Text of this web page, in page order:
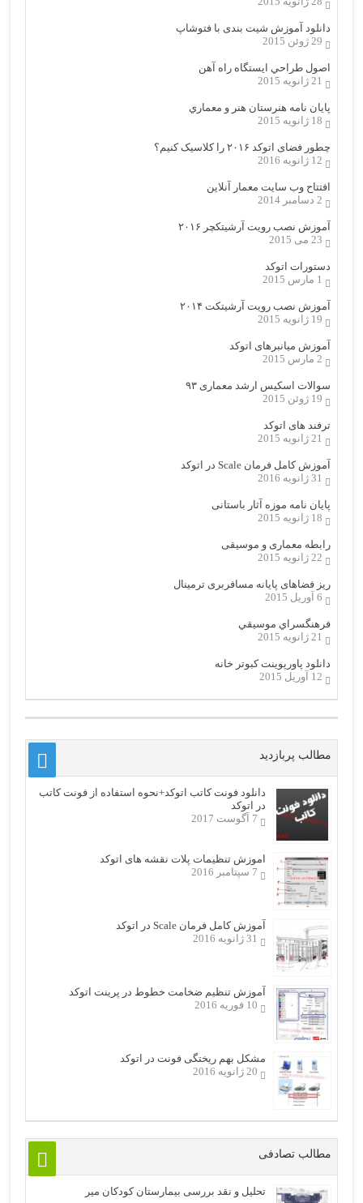
دانلود آموزش شیت بندی با فتوشاپ
29 ژوئن 2015
اصول طراحي ایستگاه راه آهن
21 ژانویه 2015
پایان نامه هنرستان هنر و معماري
18 ژانویه 2015
چطور فضای اتوکد ۲۰۱۶ را کلاسیک کنیم؟
12 ژانویه 2016
افتتاح وب سایت معمار آنلاین
2 دسامبر 2014
آموزش نصب رویت آرشیتکچر ۲۰۱۶
23 می 2015
دستورات اتوکد
1 مارس 2015
آموزش نصب رویت آرشیتکت ۲۰۱۴
19 ژانویه 2015
آموزش میانبرهای اتوکد
2 مارس 2015
سوالات اسکیس ارشد معماری ۹۳
19 ژوئن 2015
ترفند های اتوکد
21 ژانویه 2015
آموزش کامل فرمان Scale در اتوکد
31 ژانویه 2016
پایان نامه موزه آثار باستانی
18 ژانویه 2015
رابطه معماری و موسیقی
22 ژانویه 2015
ریز فضاهای پایانه مسافربری ترمینال
6 آوریل 2015
فرهنگسراي موسيقي
21 ژانویه 2015
دانلود پاورپوینت کبوتر خانه
12 آوریل 2015
مطالب پربازدید
دانلود فونت کاتب اتوکد+نحوه استفاده از فونت کاتب
در اتوکد
7 آگوست 2017
اموزش تنظیمات پلات نقشه های اتوکد
7 سپتامبر 2016
آموزش کامل فرمان Scale در اتوکد
31 ژانویه 2016
آموزش تنظیم ضخامت خطوط در پرینت اتوکد
10 فوریه 2016
مشکل بهم ریختگی فونت در اتوکد
20 ژانویه 2016
مطالب تصادفی
تحلیل و نقد بررسی بیمارستان کودکان میر